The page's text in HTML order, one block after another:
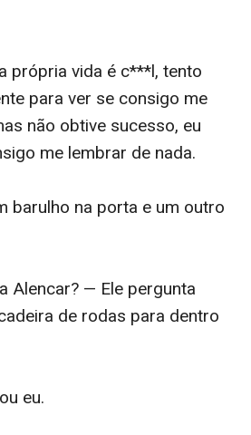
própria vida é c***l, tento
para ver se consigo me
não obtive sucesso, eu
me lembrar de nada.
barulho na porta e um outro
Alencar? — Ele pergunta
de rodas para dentro
eu.